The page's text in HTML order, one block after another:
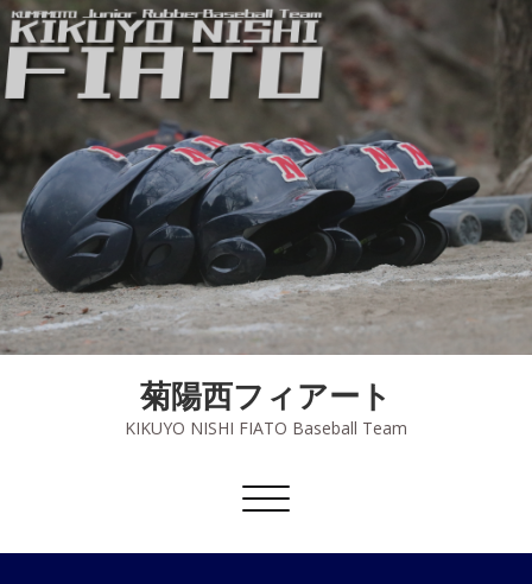
菊陽西フィアート
KIKUYO NISHI FIATO Baseball Team
ナ
ゲ